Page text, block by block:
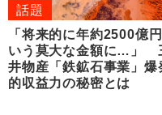
話題
「将来的に年約2500億
いう莫大な金額に…」
井物産「鉄鉱石事業」爆
的収益力の秘密とは